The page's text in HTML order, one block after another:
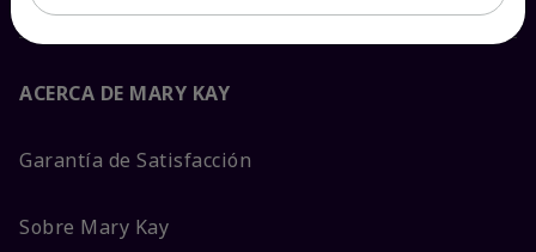
ACERCA DE MARY KAY
Garantía de Satisfacción
Sobre Mary Kay